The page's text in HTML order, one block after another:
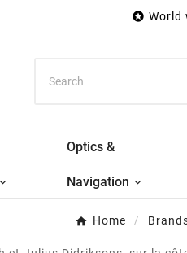
 World
Optics &
Navigation
Home